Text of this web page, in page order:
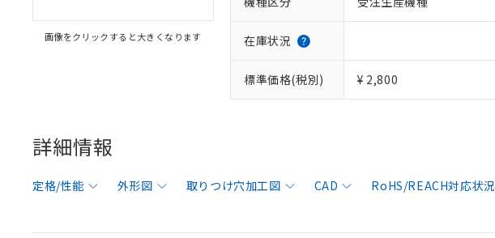
画像をクリックすると大きくなります 在庫状況
標準価格(税別) ¥ 2,800
詳細情報
定格/性能 外形図 取りつけ穴加工図 CAD RoHS/REACH対応状況